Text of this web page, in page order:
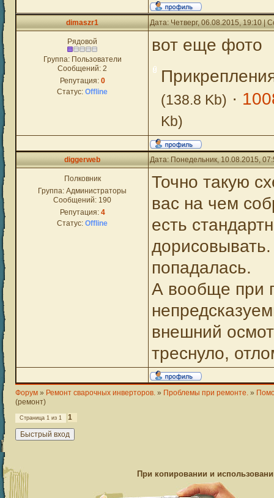
dimaszr1 Дата: Четверг, 06.08.2015, 19:10 |
Рядовой
Группа: Пользователи
Сообщений: 2
Репутация: 0
Статус: Offline
вот еще фото
(138.8 Kb) ·
Kb)
diggerweb Дата: Понедельник, 10.08.2015,
Полковник
Группа: Администраторы
Сообщений: 190
Репутация: 4
Статус: Offline
Точно такую
вас на чем
есть
попадалась.
А вообще при
внешний
треснуло,
Форум » Ремонт сварочных инверторов. » Проблемы при ремонте. »
(ремонт)
Страница 1 из 1 1
При копировании и